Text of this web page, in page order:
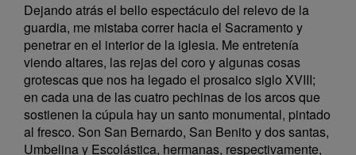
Dejando atrás el bello espectáculo del relevo de la
guardia, me mistaba correr hacia el Sacramento y
penetrar en el interior de la iglesia. Me entretenía
viendo altares, las rejas del coro y algunas cosas
grotescas que nos ha legado el prosaico siglo XVIII;
en cada una de las cuatro pechinas de los arcos que
sostienen la cúpula hay un santo monumental, pintado
al fresco. Son San Bernardo, San Benito y dos santas,
Umbelina y Escolástica, hermanas, respectivamente,